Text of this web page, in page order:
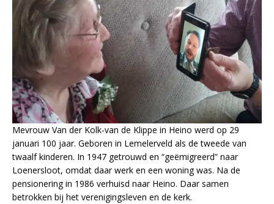
Mevrouw Van der Kolk-van de Klippe in Heino werd op 29
januari 100 jaar. Geboren in Lemelerveld als de tweede van
twaalf kinderen. In 1947 getrouwd en “geëmigreerd” naar
Loenersloot, omdat daar werk en een woning was. Na de
pensionering in 1986 verhuisd naar Heino. Daar samen
betrokken bij het verenigingsleven en de kerk.